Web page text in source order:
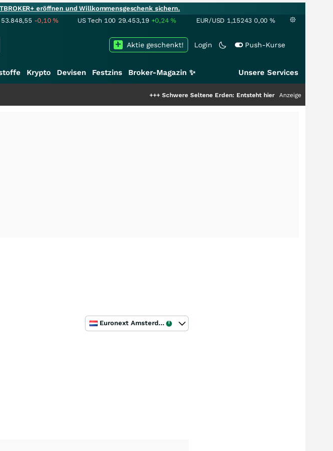
eröffnen und Willkommensgeschenk sichern.
53.848,55 -0,10% US Tech 100 29.453,19 +0,24% EUR/USD 1,15243 0,00 %
Login Push-Kurse
Aktie geschenkt!
Krypto Devisen Festzins Broker-Magazin ✨ Unsere Services
Schwere Seltene Erden: Entsteht hier die nächste Milliardenstory?
Anzeige
Euronext Amsterdam